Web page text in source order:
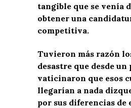
tangible que se venía
obtener una
competitiva.
Tuvieron más razón
desastre que desde
vaticinaron que esos
llegarían a nada
por sus diferencias de